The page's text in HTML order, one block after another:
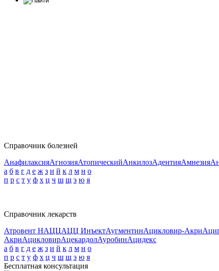
Справочник болезней
АнафилаксияАгнозияАтопическийАнкилозАдентияАмнезия
а б в г д е ж з и й к л м н о
п р с т у ф х ц ч ш щ э ю я
Справочник лекарств
Атровент НАЦЦАЦЦ ИнъектАугментинАцикловир-Акри
АкриАцикловирАцекардолАуробинАцидекс
а б в г д е ж з и й к л м н о
п р с т у ф х ц ч ш щ э ю я
Бесплатная консультация